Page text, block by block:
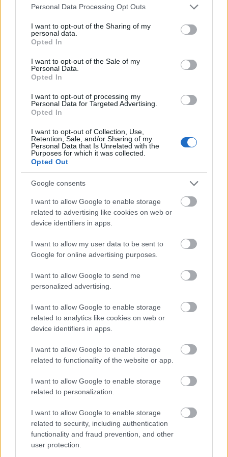
Please note that this website/app uses one or more Google
not limited to your visit or usage behaviour. You may click to
grant or deny consent to Google and its third-party tags to
use your data for below specified purposes in below Google
consent section.
Personal Data Processing Opt Outs
I want to opt-out of the Sharing of my
personal data.
Opted In
I want to opt-out of the Sale of my
Personal Data.
Opted In
I want to opt-out of processing my
Personal Data for Targeted Advertising.
Opted In
I want to opt-out of Collection, Use,
Retention, Sale, and/or Sharing of my
Personal Data that Is Unrelated with the
Purposes for which it was collected.
Opted Out
Google consents
I want to allow Google to enable storage
related to advertising like cookies on web or
device identifiers in apps.
I want to allow my user data to be sent to
Google for online advertising purposes.
I want to allow Google to send me
personalized advertising.
I want to allow Google to enable storage
related to analytics like cookies on web or
device identifiers in apps.
I want to allow Google to enable storage
related to functionality of the website or app.
I want to allow Google to enable storage
related to personalization.
I want to allow Google to enable storage
related to security, including authentication
functionality and fraud prevention, and other
user protection.
"öreg hölgye" tehát annyit ér, mint az Apple
számítástechnikai cég - állapítja meg a rádió.
A moszkvai Kremlt - Oroszország kulturális
és hatalmi központját, egykori uralkodóinak,
ma döntéshozóinak székhelyét - a krónikák
1331-ben említették először. A Kremlben Iván
Kalita fejedelemsége idején (1325-1340
között) épültek az első kőtemplomok.
A moszkvai Kreml: 110 milliárd
Az állami védelem alatt álló és jól óvott
moszkvai történelmi épületegyüttes ma is
rendkívül népszerű a hazai és a külföldi
turisták körében. A múzeumok kincsein és a
székesegyházakon kívül sokan kíváncsiak a
korhű egyenruhába öltözött elnöki ezred
zenés lovas őrségváltására, amely a
Templom téren áprilistól október végéig
Forrás: Hirado.hu